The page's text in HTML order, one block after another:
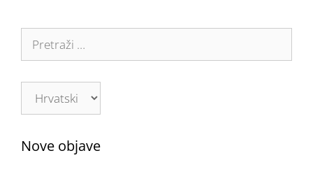
Nove objave